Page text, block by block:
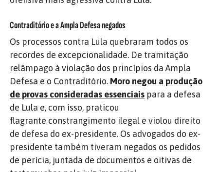
Contraditório e a Ampla Defesa negados
Os processos contra Lula quebraram todos os
recordes de excepcionalidade. De tramitação
relâmpago à violação dos princípios da Ampla
Defesa e o Contraditório. Moro negou a produção
de provas consideradas essenciais para a defesa
de Lula e, com isso, praticou
flagrante constrangimento ilegal e violou direito
de defesa do ex-presidente. Os advogados do ex-
presidente também tiveram negados os pedidos
de perícia, juntada de documentos e oitivas de